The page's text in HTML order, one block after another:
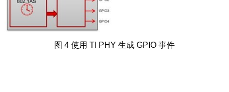
图 4 使用 TI PHY 生成 GPIO 事件